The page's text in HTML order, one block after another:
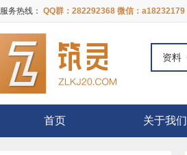
服务热线： QQ群：282292368 微信：a18232179
资料
首页 关于我们